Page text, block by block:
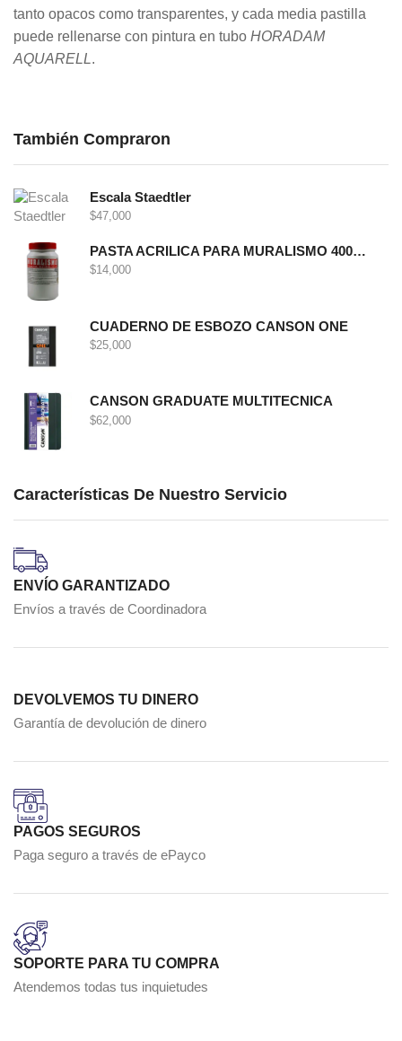
tanto opacos como transparentes, y cada media pastilla
puede rellenarse con pintura en tubo HORADAM
AQUARELL.
También Compraron
Escala Staedtler
$47,000
PASTA ACRILICA PARA MURALISMO 400 GRS
$14,000
CUADERNO DE ESBOZO CANSON ONE
$25,000
CANSON GRADUATE MULTITECNICA
$62,000
Características De Nuestro Servicio
ENVÍO GARANTIZADO
Envíos a través de Coordinadora
DEVOLVEMOS TU DINERO
Garantía de devolución de dinero
PAGOS SEGUROS
Paga seguro a través de ePayco
SOPORTE PARA TU COMPRA
Atendemos todas tus inquietudes